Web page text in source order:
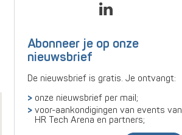
Abonneer je op onze
nieuwsbrief
De nieuwsbrief is gratis. Je ontvangt:
onze nieuwsbrief per mail;
voor-aankondigingen van events van
HR Tech Arena en partners;